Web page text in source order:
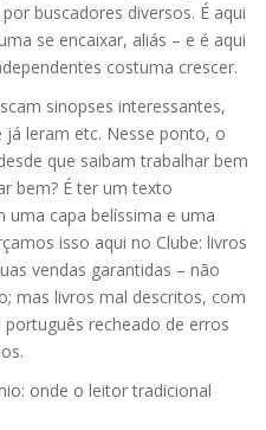
buscadores diversos. É aqui
se encaixar, aliás – e é aqui
costuma crescer.
sinopses interessantes,
leram etc. Nesse ponto, o
que saibam trabalhar bem
bem? É ter um texto
capa belíssima e uma
isso aqui no Clube: livros
vendas garantidas – não
mas livros mal descritos, com
recheado de erros
onde o leitor tradicional